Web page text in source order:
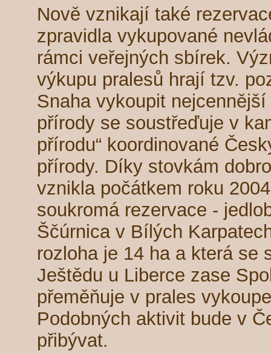
Nově vznikají také
zpravidla vykupované
rámci veřejných sbírek.
výkupu pralesů hrají tzv.
Snaha vykoupit
přírody se soustřeďuje v
přírodu“ koordinované
přírody. Díky stovkám
vznikla počátkem roku
soukromá rezervace -
Ščúrnica v Bílých
rozloha je 14 ha a která se
Ještědu u Liberce zase
přeměňuje v prales
Podobných aktivit bude v
přibývat.